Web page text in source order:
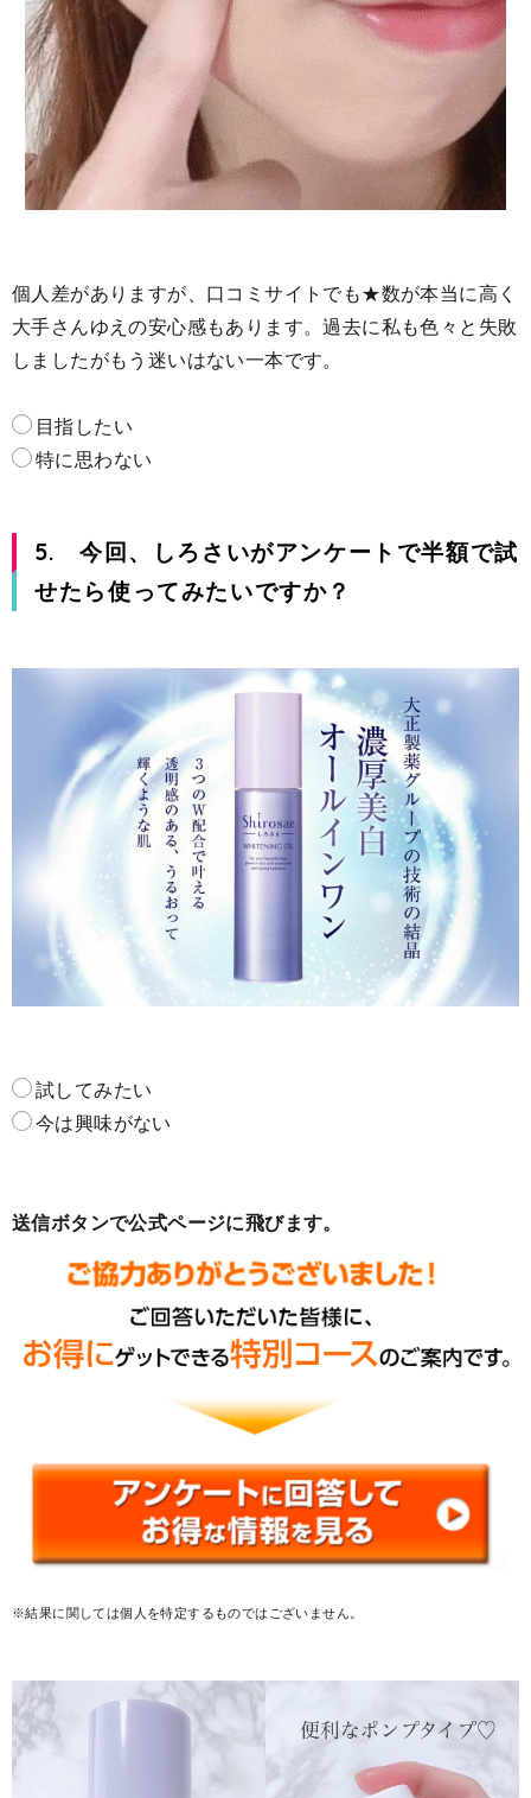
個人差がありますが、口コミサイトでも★数が本当に高く
大手さんゆえの安心感もあります。過去に私も色々と失敗
しましたがもう迷いはない一本です。
目指したい
特に思わない
5. 今回、しろさいがアンケートで半額で試
せたら使ってみたいですか？
試してみたい
今は興味がない
送信ボタンで公式ページに飛びます。
※結果に関しては個人を特定するものではございません。